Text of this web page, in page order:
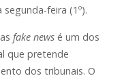
feira (1º).
fake news é um dos
que pretende
dos tribunais. O